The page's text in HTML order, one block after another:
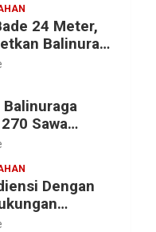
24 Meter,
Balinuraga
Budaya 2027
Sawa
Suci yang
Dengan
Porprov X